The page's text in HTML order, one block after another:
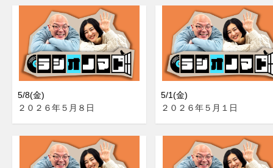
5/8(金)
２０２６年５月８日
5/1(金)
２０２６年５月１日